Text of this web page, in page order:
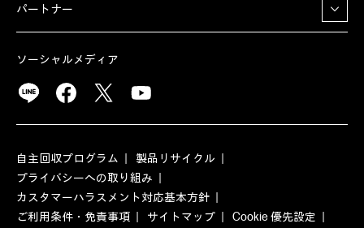
パートナー
ソーシャルメディア
自主回収プログラム
製品リサイクル
プライバシーへの取り組み
カスタマーハラスメント対応基本方針
ご利用条件・免責事項
サイトマップ Cookie 優先設定